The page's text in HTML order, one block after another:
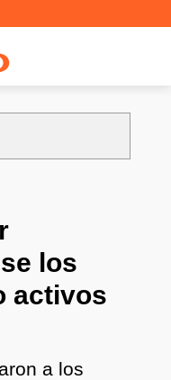
los
activos
a los